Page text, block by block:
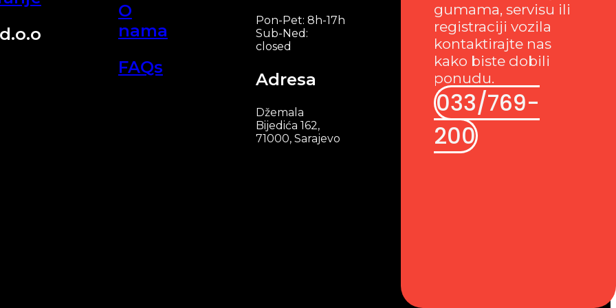
O
nama
FAQs
Pon-Pet: 8h-17h
Sub-Ned:
closed
Adresa
Džemala
Bijedića 162,
71000, Sarajevo
gumama, servisu ili
registraciji vozila
kontaktirajte nas
kako biste dobili
ponudu.
033/769-
200